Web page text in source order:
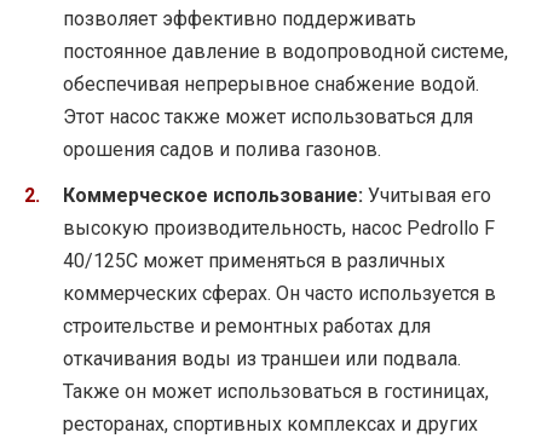
позволяет эффективно поддерживать
постоянное давление в водопроводной системе,
обеспечивая непрерывное снабжение водой.
Этот насос также может использоваться для
орошения садов и полива газонов.
Коммерческое использование: Учитывая его
высокую производительность, насос Pedrollo F
40/125C может применяться в различных
коммерческих сферах. Он часто используется в
строительстве и ремонтных работах для
откачивания воды из траншеи или подвала.
Также он может использоваться в гостиницах,
ресторанах, спортивных комплексах и других